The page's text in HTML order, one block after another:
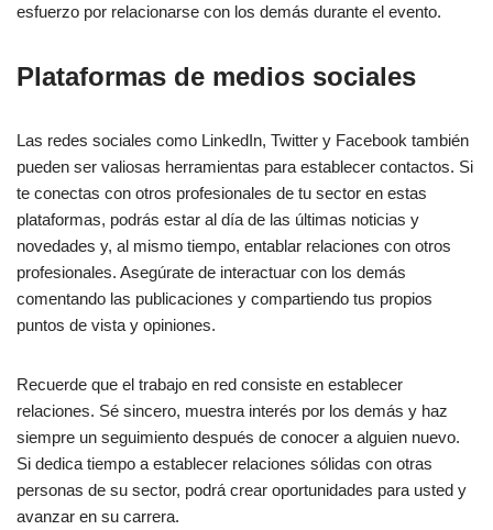
esfuerzo por relacionarse con los demás durante el evento.
Plataformas de medios sociales
Las redes sociales como LinkedIn, Twitter y Facebook también
pueden ser valiosas herramientas para establecer contactos. Si
te conectas con otros profesionales de tu sector en estas
plataformas, podrás estar al día de las últimas noticias y
novedades y, al mismo tiempo, entablar relaciones con otros
profesionales. Asegúrate de interactuar con los demás
comentando las publicaciones y compartiendo tus propios
puntos de vista y opiniones.
Recuerde que el trabajo en red consiste en establecer
relaciones. Sé sincero, muestra interés por los demás y haz
siempre un seguimiento después de conocer a alguien nuevo.
Si dedica tiempo a establecer relaciones sólidas con otras
personas de su sector, podrá crear oportunidades para usted y
avanzar en su carrera.